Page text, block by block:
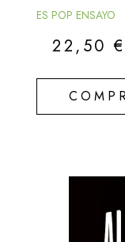
ES POP ENSAYO
22,50€